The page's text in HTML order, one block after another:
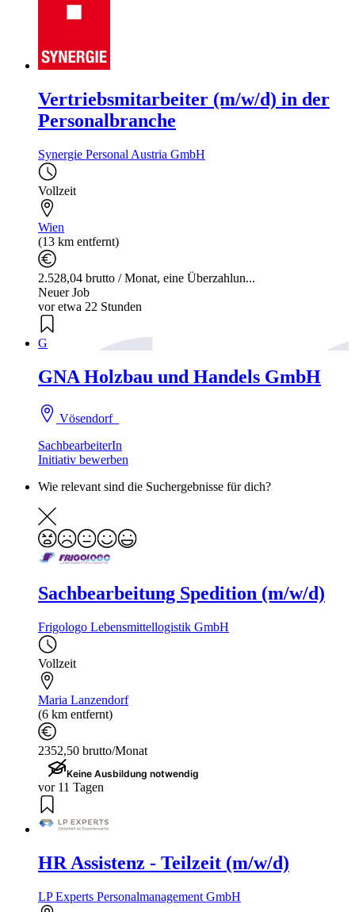
Vertriebsmitarbeiter (m/w/d) in der
Personalbranche
Synergie Personal Austria GmbH
Vollzeit
Wien
(13 km entfernt)
2.528,04 brutto / Monat, eine Überzahlun...
Neuer Job
vor etwa 22 Stunden
G
GNA Holzbau und Handels GmbH
Vösendorf
SachbearbeiterIn
Initiativ bewerben
Wie relevant sind die Suchergebnisse für dich?
Sachbearbeitung Spedition (m/w/d)
Frigologo Lebensmittellogistik GmbH
Vollzeit
Maria Lanzendorf
(6 km entfernt)
2352,50 brutto/Monat
Keine Ausbildung notwendig
vor 11 Tagen
HR Assistenz - Teilzeit (m/w/d)
LP Experts Personalmanagement GmbH